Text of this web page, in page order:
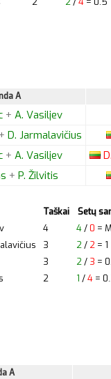
A
+ A. Vasiljev
+ D. Jarmalavičius
+ A. Vasiljev D.
+ P. Žilvitis
Taškai Setų
4 4/0 =
3 2/ 2 = 1
3 2/ 3 =
2 1 /4 =
A